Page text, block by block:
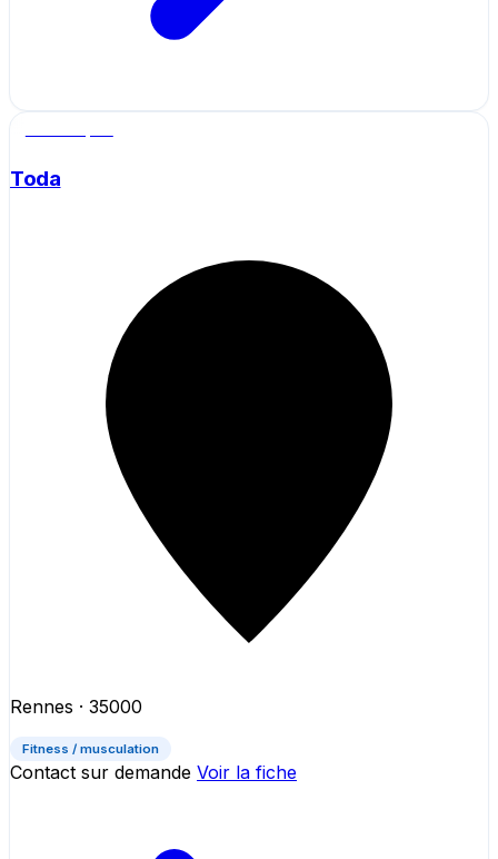
Toda
Rennes · 35000
Fitness / musculation
Contact sur demande Voir la fiche